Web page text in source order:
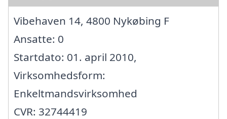
Vibehaven 14, 4800 Nykøbing F
Ansatte: 0
Startdato: 01. april 2010,
Virksomhedsform:
Enkeltmandsvirksomhed
CVR: 32744419